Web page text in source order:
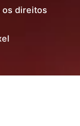
os direitos